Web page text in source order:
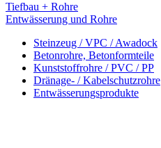
Tiefbau + Rohre
Entwässerung und Rohre
Steinzeug / VPC / Awadock
Betonrohre, Betonformteile
Kunststoffrohre / PVC / PP
Dränage- / Kabelschutzrohre
Entwässerungsprodukte